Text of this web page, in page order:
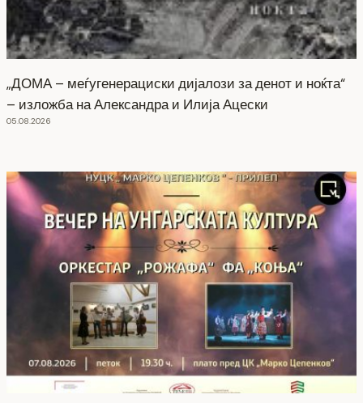
„ДОМА – меѓугенерациски дијалози за денот и ноќта“
– изложба на Александра и Илија Ацески
05.08.2026